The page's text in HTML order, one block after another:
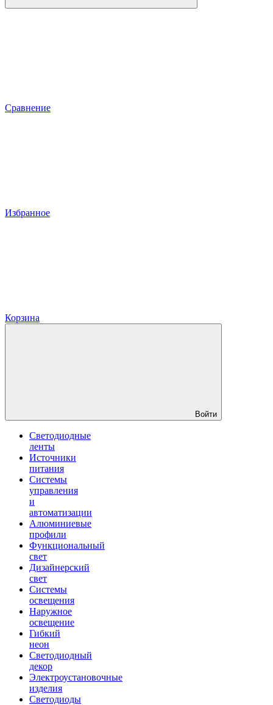
Сравнение
Избранное
Корзина
Войти
Светодиодные
ленты
Источники
питания
Системы
управления
и
автоматизации
Алюминиевые
профили
Функциональный
свет
Дизайнерский
свет
Системы
освещения
Наружное
освещение
Гибкий
неон
Светодиодный
декор
Электроустановочные
изделия
Светодиоды